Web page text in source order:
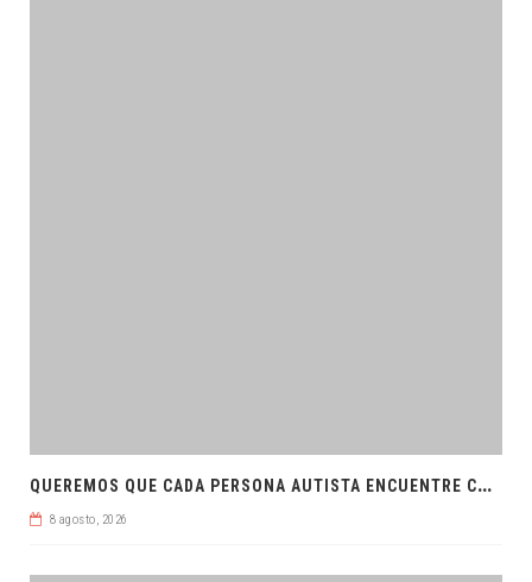
Q
UEREMOS QUE CADA PERSONA AUTISTA ENCUENTRE COMPRENSIÓN: JDM
8 agosto, 2026